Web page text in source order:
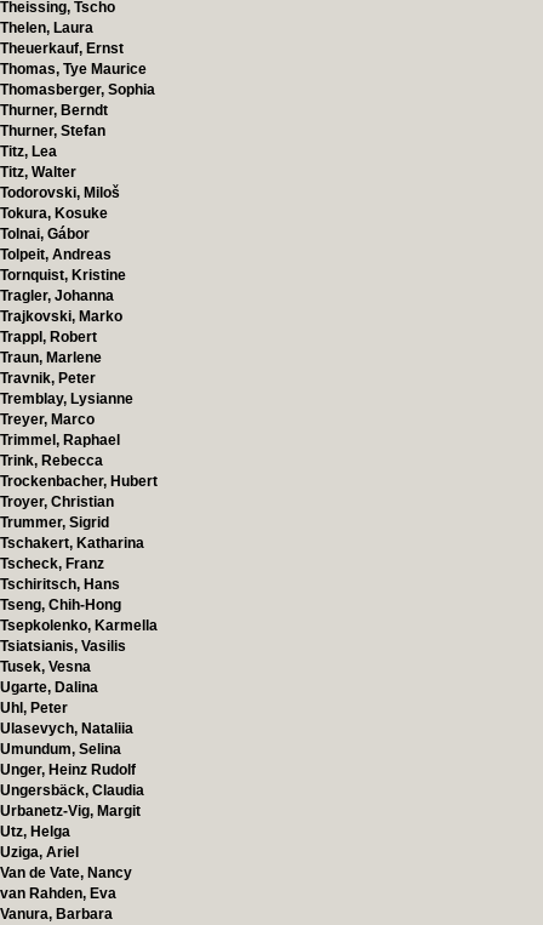
Theissing, Tscho
Thelen, Laura
Theuerkauf, Ernst
Thomas, Tye Maurice
Thomasberger, Sophia
Thurner, Berndt
Thurner, Stefan
Titz, Lea
Titz, Walter
Todorovski, Miloš
Tokura, Kosuke
Tolnai, Gábor
Tolpeit, Andreas
Tornquist, Kristine
Tragler, Johanna
Trajkovski, Marko
Trappl, Robert
Traun, Marlene
Travnik, Peter
Tremblay, Lysianne
Treyer, Marco
Trimmel, Raphael
Trink, Rebecca
Trockenbacher, Hubert
Troyer, Christian
Trummer, Sigrid
Tschakert, Katharina
Tscheck, Franz
Tschiritsch, Hans
Tseng, Chih-Hong
Tsepkolenko, Karmella
Tsiatsianis, Vasilis
Tusek, Vesna
Ugarte, Dalina
Uhl, Peter
Ulasevych, Nataliia
Umundum, Selina
Unger, Heinz Rudolf
Ungersbäck, Claudia
Urbanetz-Vig, Margit
Utz, Helga
Uziga, Ariel
Van de Vate, Nancy
van Rahden, Eva
Vanura, Barbara